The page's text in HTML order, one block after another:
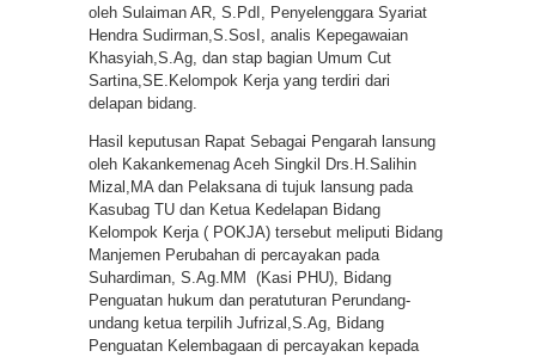
oleh Sulaiman AR, S.PdI, Penyelenggara Syariat
Hendra Sudirman,S.SosI, analis Kepegawaian
Khasyiah,S.Ag, dan stap bagian Umum Cut
Sartina,SE.Kelompok Kerja yang terdiri dari
delapan bidang.
Hasil keputusan Rapat Sebagai Pengarah lansung
oleh Kakankemenag Aceh Singkil Drs.H.Salihin
Mizal,MA dan Pelaksana di tujuk lansung pada
Kasubag TU dan Ketua Kedelapan Bidang
Kelompok Kerja ( POKJA) tersebut meliputi Bidang
Manjemen Perubahan di percayakan pada
Suhardiman, S.Ag.MM (Kasi PHU), Bidang
Penguatan hukum dan peratuturan Perundang-
undang ketua terpilih Jufrizal,S.Ag, Bidang
Penguatan Kelembagaan di percayakan kepada